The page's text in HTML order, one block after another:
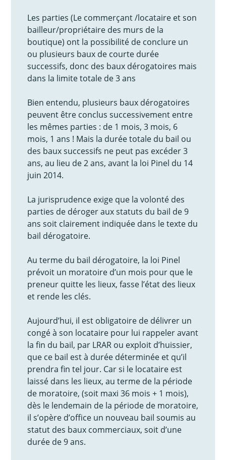
Les parties (Le commerçant /locataire et son
bailleur/propriétaire des murs de la
boutique) ont la possibilité de conclure un
ou plusieurs baux de courte durée
successifs, donc des baux dérogatoires mais
dans la limite totale de 3 ans
Bien entendu, plusieurs baux dérogatoires
peuvent être conclus successivement entre
les mêmes parties : de 1 mois, 3 mois, 6
mois, 1 ans ! Mais la durée totale du bail ou
des baux successifs ne peut pas excéder 3
ans, au lieu de 2 ans, avant la loi Pinel du 14
juin 2014.
La jurisprudence exige que la volonté des
parties de déroger aux statuts du bail de 9
ans soit clairement indiquée dans le texte du
bail dérogatoire.
Au terme du bail dérogatoire, la loi Pinel
prévoit un moratoire d’un mois pour que le
preneur quitte les lieux, fasse l’état des lieux
et rende les clés.
Aujourd’hui, il est obligatoire de délivrer un
congé à son locataire pour lui rappeler avant
la fin du bail, par LRAR ou exploit d’huissier,
que ce bail est à durée déterminée et qu’il
prendra fin tel jour. Car si le locataire est
laissé dans les lieux, au terme de la période
de moratoire, (soit maxi 36 mois + 1 mois),
dès le lendemain de la période de moratoire,
il s’opère d’office un nouveau bail soumis au
statut des baux commerciaux, soit d’une
durée de 9 ans.